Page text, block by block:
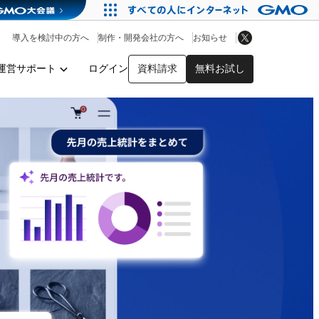
営サポート ログイン 資料請求 無料お試し
導入を検討中の方へ 制作・開発会社の方へ お知らせ
アプリストア